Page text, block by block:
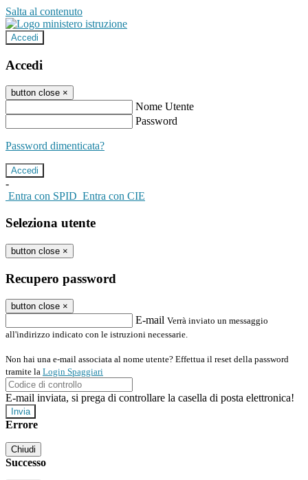
Salta al contenuto
Accedi
Accedi
button close ×
Nome Utente
Password
Password dimenticata?
-
Entra con SPID Entra con CIE
Seleziona utente
button close ×
Recupero password
button close ×
E-mail Verrà inviato un messaggio
all'indirizzo indicato con le istruzioni necessarie.
Non hai una e-mail associata al nome utente? Effettua il reset della password
tramite la Login Spaggiari
E-mail inviata, si prega di controllare la casella di posta elettronica!
Errore
Chiudi
Successo